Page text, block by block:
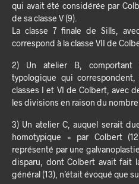
qui avait été considérée par
de sa classe V (9).
La classe 7 finale de Sills,
correspond à la classe VII de
2) Un atelier B, comportant
typologique qui
classes I et VI de Colbert, avec
les divisions en raison du
3) Un atelier C, auquel serait
homotypique » par Colbert
représenté par une
disparu, dont Colbert avait fait
général (13), n’était évoqué que